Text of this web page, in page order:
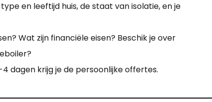
en leeftijd huis, de staat van isolatie, en je
Wat zijn financiële eisen? Beschik je over
dagen krijg je de persoonlijke offertes.